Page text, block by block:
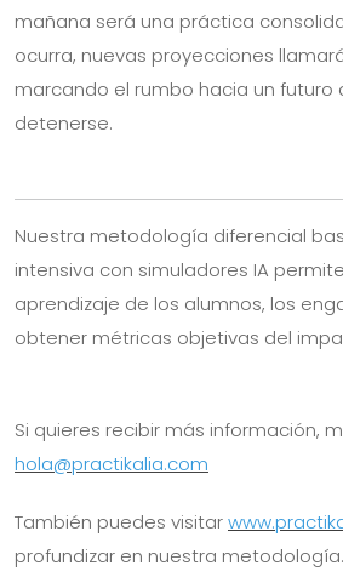
mañana será una práctica
ocurra, nuevas proyecciones
marcando el rumbo hacia un futuro
detenerse.
Nuestra metodología diferencial
intensiva con simuladores IA
aprendizaje de los alumnos, los
obtener métricas objetivas del
Si quieres recibir más información,
hola@practikalia.com
También puedes visitar
profundizar en nuestra metodología.